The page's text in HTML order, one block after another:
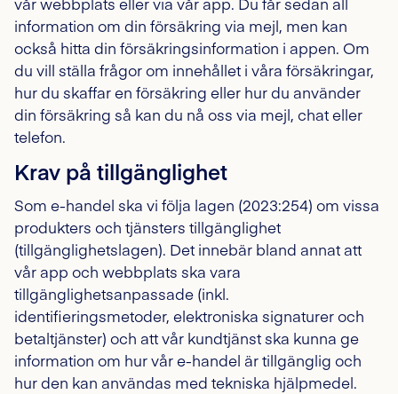
information om din försäkring via mejl, men kan
också hitta din försäkringsinformation i appen. Om
du vill ställa frågor om innehållet i våra försäkringar,
hur du skaffar en försäkring eller hur du använder
din försäkring så kan du nå oss via mejl, chat eller
telefon.
Krav på tillgänglighet
Som e-handel ska vi följa lagen (2023:254) om vissa
produkters och tjänsters tillgänglighet
(tillgänglighetslagen). Det innebär bland annat att
vår app och webbplats ska vara
tillgänglighetsanpassade (inkl.
identifieringsmetoder, elektroniska signaturer och
betaltjänster) och att vår kundtjänst ska kunna ge
information om hur vår e-handel är tillgänglig och
hur den kan användas med tekniska hjälpmedel.